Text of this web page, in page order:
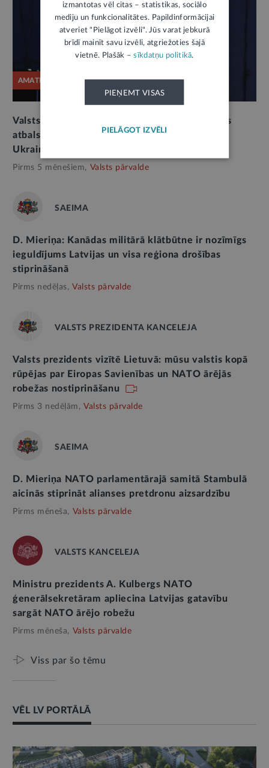
AMATPERSONAS RUNA
Valsts prezidenta E. Rinkēviča uzruna Ukrainas
atbalstam veltītajā koncertā “Palīdzi izvest
Ukrainas aizstāvjus no nāves”
Pirms 5 mēnešiem, Valsts pārvalde
SAEIMA
D. Mieriņa: Kanādas militārā klātbūtne ir nozīmīgs
ieguldījums Latvijas un visa reģiona drošības
stiprināšanā
Pirms nedēļas, Valsts pārvalde
VALSTS PREZIDENTA KANCELEJA
Valsts prezidents vizītē Lietuvā: mūsu valstis kopā
rūpējas par Eiropas Savienības un NATO ārējās
robežas nostiprināšanu
Pirms 3 nedēļām, Valsts pārvalde
SAEIMA
D. Mieriņa NATO parlamentārajā samitā Stambulā
aicinās stiprināt alianses pretdronu aizsardzību
Pirms mēneša, Valsts pārvalde
VALSTS KANCELEJA
Ministru prezidents A. Kulbergs NATO
ģenerālsekretāram apliecina Latvijas gatavību
sargāt NATO ārējo robežu
Pirms mēneša, Valsts pārvalde
Viss par šo tēmu
VĒL LV PORTĀLĀ
izmantotas vēl citas – statistikas, sociālo
mediju un funkcionalitātes. Papildinformācijai
atveriet "Pielāgot izvēli". Jūs varat jebkurā
brīdī mainīt savu izvēli, atgriežoties šajā
vietnē. Plašāk –sīkdatņu politikā.
PIEŅEMT VISAS
PIELĀGOT IZVĒLI